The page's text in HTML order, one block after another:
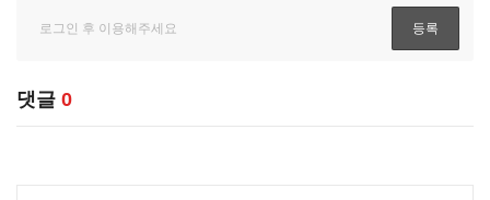
댓글 0